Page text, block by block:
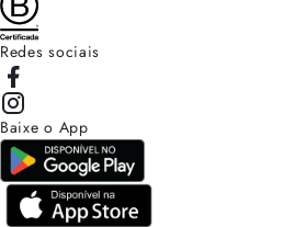
Redes sociais
Baixe o App